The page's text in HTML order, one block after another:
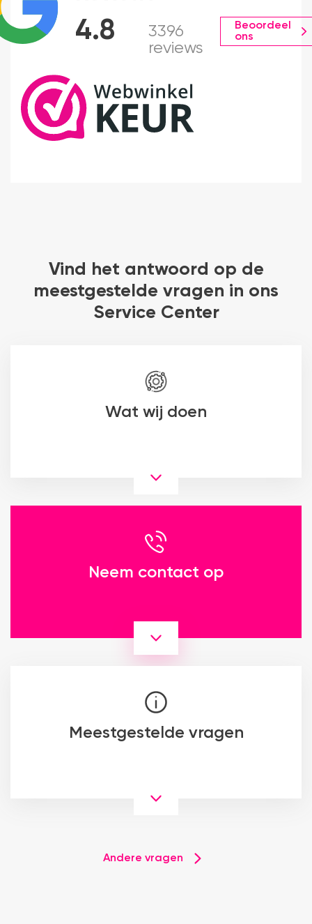
4.8
3396
reviews
Beoordeel
ons
Vind het antwoord op de
meestgestelde vragen in ons
Service Center
Wat wij doen
Neem contact op
Meestgestelde vragen
Andere vragen